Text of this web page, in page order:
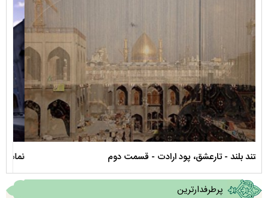
نماهنگ صحن حضرت زهرا سلام الله علیها
پرطرفدارترین